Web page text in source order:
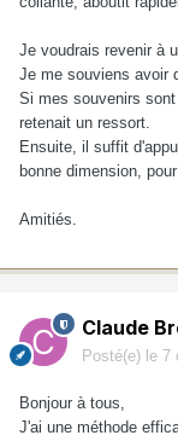
Je voudrais revenir à
Je me souviens avoir
Si mes souvenirs
retenait un ressort.
Ensuite, il suffit
bonne dimension,
Amitiés.
Claude
Posté(e) le 7
Bonjour à tous,
J'ai une méthode